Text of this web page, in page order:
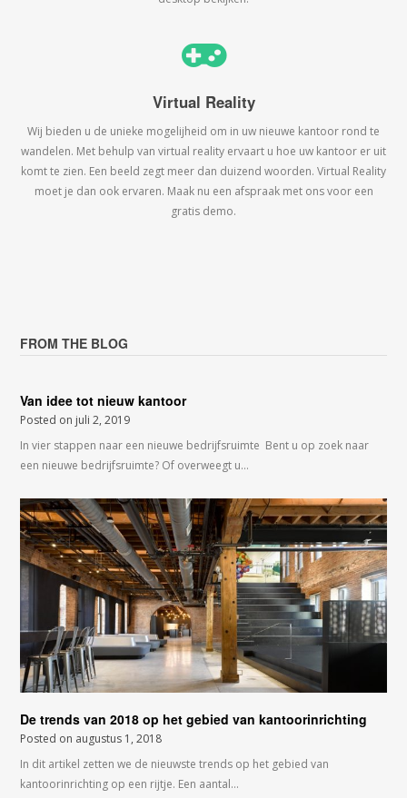
Virtual Reality
Wij bieden u de unieke mogelijheid om in uw nieuwe kantoor rond te
wandelen. Met behulp van virtual reality ervaart u hoe uw kantoor er uit
komt te zien. Een beeld zegt meer dan duizend woorden. Virtual Reality
moet je dan ook ervaren. Maak nu een afspraak met ons voor een
gratis demo.
FROM THE BLOG
Van idee tot nieuw kantoor
Posted on juli 2, 2019
In vier stappen naar een nieuwe bedrijfsruimte Bent u op zoek naar
een nieuwe bedrijfsruimte? Of overweegt u…
De trends van 2018 op het gebied van kantoorinrichting
Posted on augustus 1, 2018
In dit artikel zetten we de nieuwste trends op het gebied van
kantoorinrichting op een rijtje. Een aantal…